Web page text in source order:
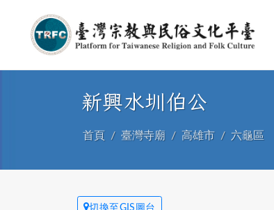
新興水圳伯公
首頁 臺灣寺廟 高雄市 六龜區
切換至GIS圖台